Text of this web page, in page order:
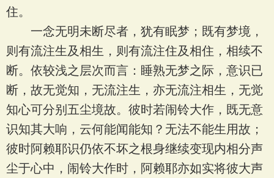
住。
一念无明未断尽者，犹有眠梦；既有梦境，
则有流注生及相生，则有流注住及相住，相续不
断。依较浅之层次而言：睡熟无梦之际，意识已
断，故无觉知，无流注生，亦无流注相生，无觉
知心可分别五尘境故。彼时若闹铃大作，既无意
识知其大响，云何能闻能知？无法不能生用故；
彼时阿赖耶识仍依不坏之根身继续变现内相分声
尘于心中，闹铃大作时，阿赖耶亦如实将彼大声